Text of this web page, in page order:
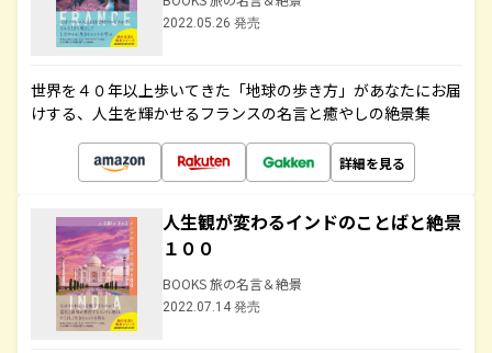
2022.05.26 発売
世界を４０年以上歩いてきた「地球の歩き方」があなたにお届
けする、人生を輝かせるフランスの名言と癒やしの絶景集
詳細を見る
人生観が変わるインドのことばと絶景
１００
BOOKS 旅の名言＆絶景
2022.07.14 発売